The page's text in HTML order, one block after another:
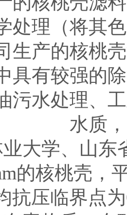
处理（将其
生产的核桃
具有较强的
污水处理、
水质
大学、山东
的核桃壳，
抗压临界点